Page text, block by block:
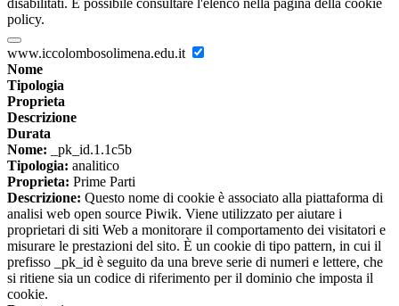
disabilitati. È possibile consultare l'elenco nella pagina della cookie
policy.
www.iccolombosolimena.edu.it
Nome
Tipologia
Proprieta
Descrizione
Durata
Nome: _pk_id.1.1c5b
Tipologia: analitico
Proprieta: Prime Parti
Descrizione: Questo nome di cookie è associato alla piattaforma di
analisi web open source Piwik. Viene utilizzato per aiutare i
proprietari di siti Web a monitorare il comportamento dei visitatori e
misurare le prestazioni del sito. È un cookie di tipo pattern, in cui il
prefisso _pk_id è seguito da una breve serie di numeri e lettere, che
si ritiene sia un codice di riferimento per il dominio che imposta il
cookie.